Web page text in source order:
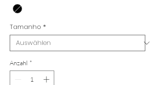
Tamanho *
Anzahl *